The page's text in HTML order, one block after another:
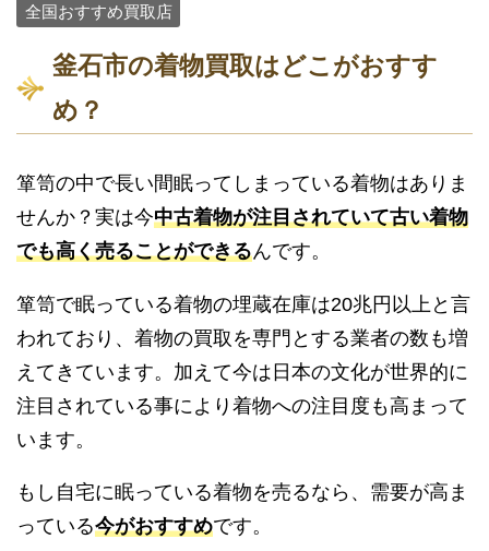
全国おすすめ買取店
釜石市の着物買取はどこがおすす
め？
箪笥の中で長い間眠ってしまっている着物はありま
せんか？実は今中古着物が注目されていて古い着物
でも高く売ることができるんです。
箪笥で眠っている着物の埋蔵在庫は20兆円以上と言
われており、着物の買取を専門とする業者の数も増
えてきています。加えて今は日本の文化が世界的に
注目されている事により着物への注目度も高まって
います。
もし自宅に眠っている着物を売るなら、需要が高ま
っている今がおすすめです。